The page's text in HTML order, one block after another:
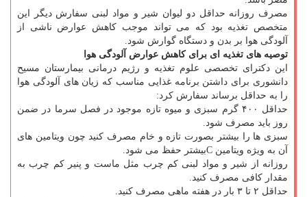
مصرف روزانه حداقل دو لیوان شیر و مواد لبنی سفارش دیگر این
متخصص تغذیه بود که می تواند موجب کاهش عوارض ناشی از
آلودگی هوا بر بدن و دستگاه گوارش شود.
توصیه های تغذیه ای برای کاهش عوارض آلودگی هوا
این دکترای تخصصی علوم تغذیه و رژیم درمانی بیمارستان مسیح
دانشوری برای داشتن برنامه غذایی مناسب که زیان های آلودگی هوا
را به حداقل برساند سفارش کرد:
حداقل ۴۰۰ گرم سبزی و میوه تازه موجود در فصل سرما در ضمن
روز باید مصرف شود.
سبزی ها را بیشتر بصورت تازه و خام مصرف کنید چون ویتامین های
آن به ویژه ویتامین Cبیشتر حفظ می شود.
روزانه از شیر و مواد لبنی کم چرب مثل ماست و پنیر کم چرب به
مقدار کافی مصرف کنید.
حداقل ۲ تا ۳ بار در هفته ماهی مصرف کنید.